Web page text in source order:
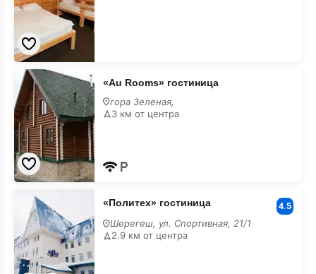
«Au
Rooms»
гостиница
«Au Rooms» гостиница
гора Зеленая,
3 км от центра
«Политех»
гостиница
«Политех» гостиница 4.5
Шерегеш, ул. Спортивная, 21/1
2.9 км от центра